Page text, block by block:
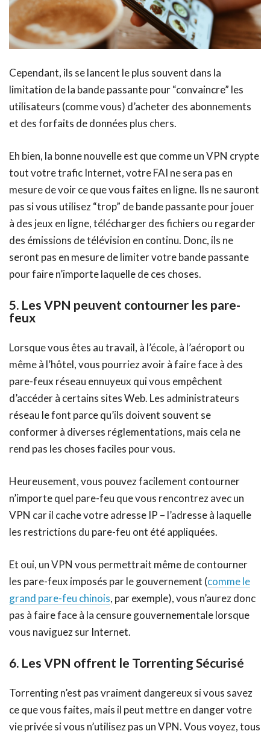
Cependant, ils se lancent le plus souvent dans la
limitation de la bande passante pour “convaincre” les
utilisateurs (comme vous) d’acheter des abonnements
et des forfaits de données plus chers.
Eh bien, la bonne nouvelle est que comme un VPN crypte
tout votre trafic Internet, votre FAI ne sera pas en
mesure de voir ce que vous faites en ligne. Ils ne sauront
pas si vous utilisez “trop” de bande passante pour jouer
à des jeux en ligne, télécharger des fichiers ou regarder
des émissions de télévision en continu. Donc, ils ne
seront pas en mesure de limiter votre bande passante
pour faire n’importe laquelle de ces choses.
5. Les VPN peuvent contourner les pare-
feux
Lorsque vous êtes au travail, à l’école, à l’aéroport ou
même à l’hôtel, vous pourriez avoir à faire face à des
pare-feux réseau ennuyeux qui vous empêchent
d’accéder à certains sites Web. Les administrateurs
réseau le font parce qu’ils doivent souvent se
conformer à diverses réglementations, mais cela ne
rend pas les choses faciles pour vous.
Heureusement, vous pouvez facilement contourner
n’importe quel pare-feu que vous rencontrez avec un
VPN car il cache votre adresse IP – l’adresse à laquelle
les restrictions du pare-feu ont été appliquées.
Et oui, un VPN vous permettrait même de contourner
les pare-feux imposés par le gouvernement (comme le
grand pare-feu chinois, par exemple), vous n’aurez donc
pas à faire face à la censure gouvernementale lorsque
vous naviguez sur Internet.
6. Les VPN offrent le Torrenting Sécurisé
Torrenting n’est pas vraiment dangereux si vous savez
ce que vous faites, mais il peut mettre en danger votre
vie privée si vous n’utilisez pas un VPN. Vous voyez, tous